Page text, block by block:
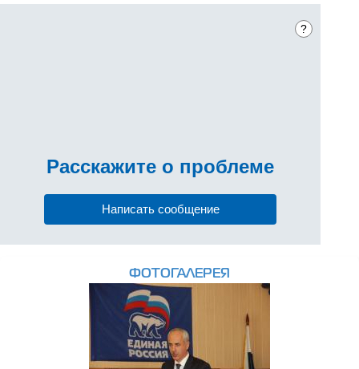
?
Расскажите о проблеме
Написать сообщение
ФОТОГАЛЕРЕЯ